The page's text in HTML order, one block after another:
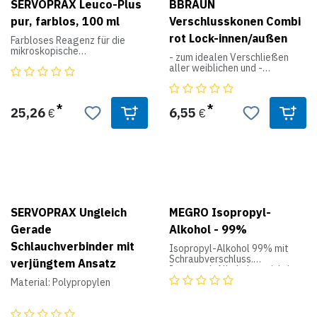
Gegenstände aufzuhängen.
Dieses Abtropf-Tablett kann
nicht rosten oder altern.
Komplett mit
Aufhängevorrichtung,
Ablaufrinne und Zubehör.
SERVOPRAX Leuco-Plus
pur, farblos, 100 ml
Farbloses Reagenz für die
mikroskopische
Zählkammer.
25,26 €
BBRAUN
Verschlusskonen Combi
rot Lock-innen/außen
- zum idealen Verschließen
aller weiblichen und -
- steriler Verschluss aller
Arten von Anschlüssen am -
Infusionsset
- sicherer Verschluss von
6,55 €
SERVOPRAX Ungleich
Gerade
Schlauchverbinder mit
verjüngtem Ansatz
Material: Polypropylen
MEGRO Isopropyl-
Alkohol - 99%
Isopropyl-Alkohol 99% mit
Schraubverschluss.
Isopropyl-Alkohol vorsichtig
verwenden. Vor Gebrauch